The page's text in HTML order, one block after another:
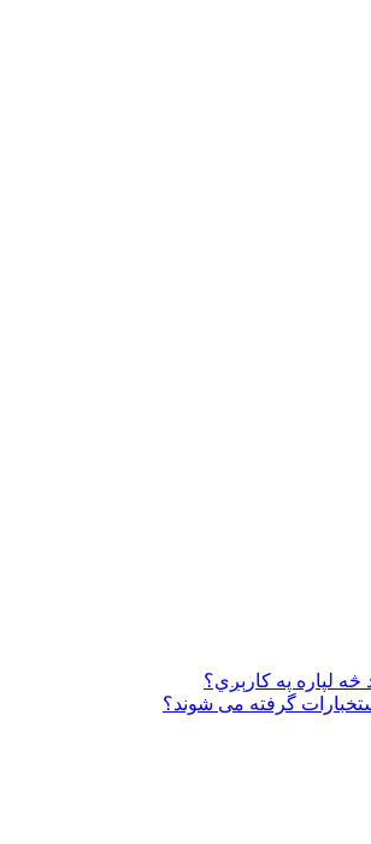
لپاره په کارېږي؟
گرفته می شوند؟